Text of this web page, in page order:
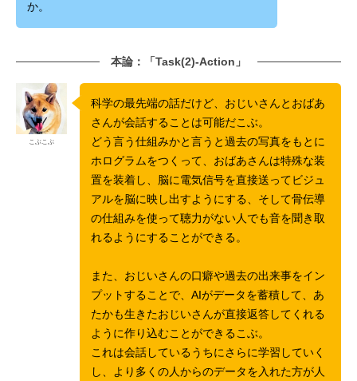
か。
本論：「Task(2)-Action」
こぶこぶ
科学の最先端の話だけど、おじいさんとおばあ
さんが会話することは可能だこぶ。
どう言う仕組みかと言うと過去の写真をもとに
ホログラムをつくって、おばあさんは特殊な装
置を装着し、脳に電気信号を直接送ってビジュ
アルを脳に映し出すようにする、そして骨伝導
の仕組みを使って聴力がない人でも音を聞き取
れるようにすることができる。
また、おじいさんの口癖や過去の出来事をイン
プットすることで、AIがデータを蓄積して、あ
たかも生きたおじいさんが直接返答してくれる
ように作り込むことができるこぶ。
これは会話しているうちにさらに学習していく
し、より多くの人からのデータを入れた方が人